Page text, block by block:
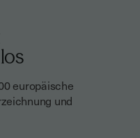
europäische
und